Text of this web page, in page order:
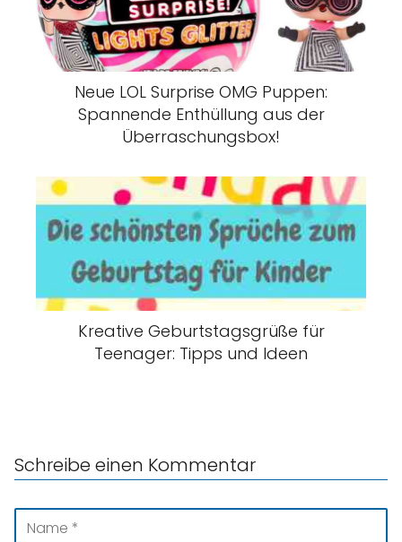
Neue LOL Surprise OMG Puppen:
Spannende Enthüllung aus der
Überraschungsbox!
Kreative Geburtstagsgrüße für
Teenager: Tipps und Ideen
Schreibe einen Kommentar